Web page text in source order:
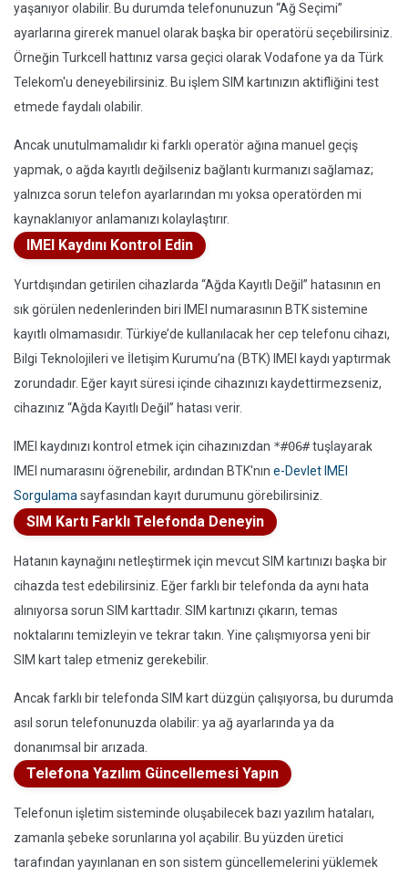
yaşanıyor olabilir. Bu durumda telefonunuzun “Ağ Seçimi”
ayarlarına girerek manuel olarak başka bir operatörü seçebilirsiniz.
Örneğin Turkcell hattınız varsa geçici olarak Vodafone ya da Türk
Telekom'u deneyebilirsiniz. Bu işlem SIM kartınızın aktifliğini test
etmede faydalı olabilir.
Ancak unutulmamalıdır ki farklı operatör ağına manuel geçiş
yapmak, o ağda kayıtlı değilseniz bağlantı kurmanızı sağlamaz;
yalnızca sorun telefon ayarlarından mı yoksa operatörden mi
kaynaklanıyor anlamanızı kolaylaştırır.
IMEI Kaydını Kontrol Edin
Yurtdışından getirilen cihazlarda “Ağda Kayıtlı Değil” hatasının en
sık görülen nedenlerinden biri IMEI numarasının BTK sistemine
kayıtlı olmamasıdır. Türkiye’de kullanılacak her cep telefonu cihazı,
Bilgi Teknolojileri ve İletişim Kurumu’na (BTK) IMEI kaydı yaptırmak
zorundadır. Eğer kayıt süresi içinde cihazınızı kaydettirmezseniz,
cihazınız “Ağda Kayıtlı Değil” hatası verir.
IMEI kaydınızı kontrol etmek için cihazınızdan *#06#tuşlayarak
IMEI numarasını öğrenebilir, ardından BTK'nın e-Devlet IMEI
Sorgulama sayfasından kayıt durumunu görebilirsiniz.
SIM Kartı Farklı Telefonda Deneyin
Hatanın kaynağını netleştirmek için mevcut SIM kartınızı başka bir
cihazda test edebilirsiniz. Eğer farklı bir telefonda da aynı hata
alınıyorsa sorun SIM karttadır. SIM kartınızı çıkarın, temas
noktalarını temizleyin ve tekrar takın. Yine çalışmıyorsa yeni bir
SIM kart talep etmeniz gerekebilir.
Ancak farklı bir telefonda SIM kart düzgün çalışıyorsa, bu durumda
asıl sorun telefonunuzda olabilir: ya ağ ayarlarında ya da
donanımsal bir arızada.
Telefona Yazılım Güncellemesi Yapın
Telefonun işletim sisteminde oluşabilecek bazı yazılım hataları,
zamanla şebeke sorunlarına yol açabilir. Bu yüzden üretici
tarafından yayınlanan en son sistem güncellemelerini yüklemek